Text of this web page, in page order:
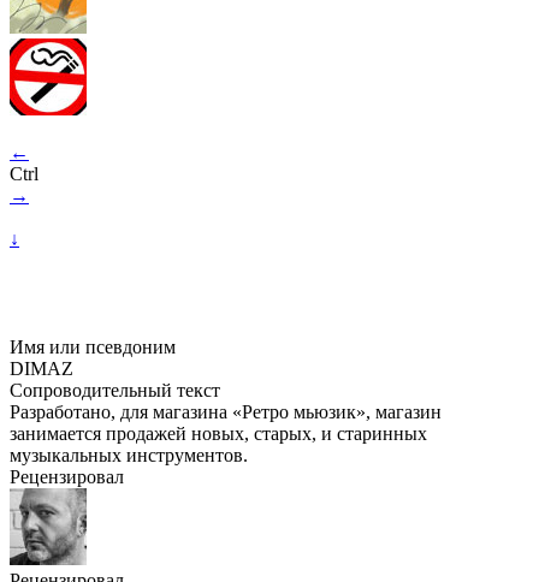
←
Ctrl
→
↓
Имя или псевдоним
DIMAZ
Сопроводительный текст
Разработано, для магазина «Ретро мьюзик», магазин
занимается продажей новых, старых, и старинных
музыкальных инструментов.
Рецензировал